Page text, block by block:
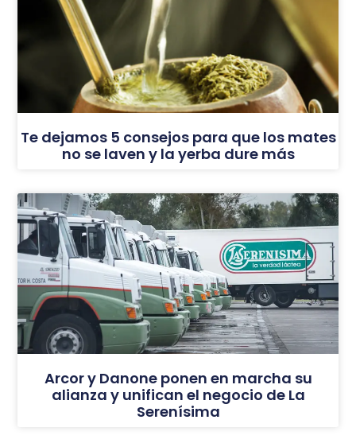
Te dejamos 5 consejos para que los mates
no se laven y la yerba dure más
Arcor y Danone ponen en marcha su
alianza y unifican el negocio de La
Serenísima